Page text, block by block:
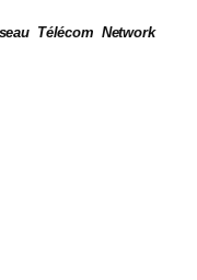
Télécom Network